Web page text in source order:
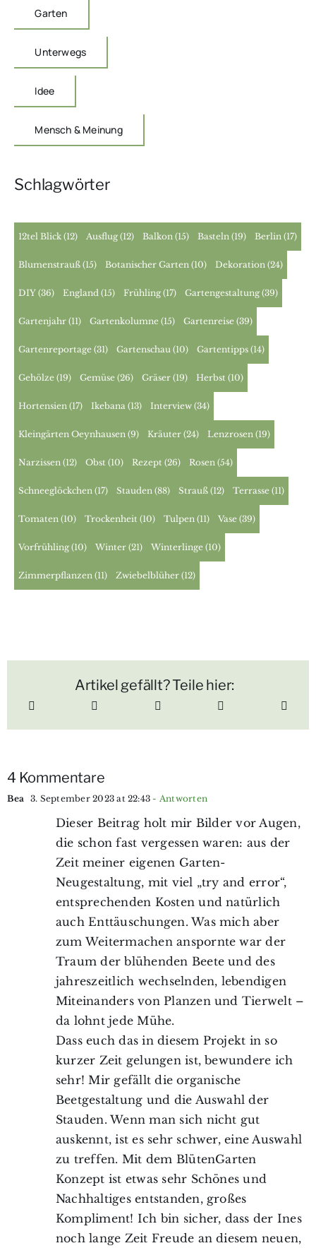
Garten
Unterwegs
Idee
Mensch & Meinung
Schlagwörter
12tel Blick (12) Ausflug (12) Balkon (15) Basteln (19) Berlin (17)
Blumenstrauß (15) Botanischer Garten (10) Dekoration (24)
DIY (36) England (15) Frühling (17) Gartengestaltung (39)
Gartenjahr (11) Gartenkolumne (15) Gartenreise (39)
Gartenreportage (31) Gartenschau (10) Gartentipps (14)
Gehölze (19) Gemüse (26) Gräser (19) Herbst (10)
Hortensien (17) Ikebana (13) Interview (34)
Kleingärten Oeynhausen (9) Kräuter (24) Lenzrosen (19)
Narzissen (12) Obst (10) Rezept (26) Rosen (54)
Schneeglöckchen (17) Stauden (88) Strauß (12) Terrasse (11)
Tomaten (10) Trockenheit (10) Tulpen (11) Vase (39)
Vorfrühling (10) Winter (21) Winterlinge (10)
Zimmerpflanzen (11) Zwiebelblüher (12)
Artikel gefällt? Teile hier:
4 Kommentare
Bea 3. September 2023 at 22:43 - Antworten
Dieser Beitrag holt mir Bilder vor Augen,
die schon fast vergessen waren: aus der
Zeit meiner eigenen Garten-
Neugestaltung, mit viel „try and error“,
entsprechenden Kosten und natürlich
auch Enttäuschungen. Was mich aber
zum Weitermachen anspornte war der
Traum der blühenden Beete und des
jahreszeitlich wechselnden, lebendigen
Miteinanders von Planzen und Tierwelt –
da lohnt jede Mühe.
Dass euch das in diesem Projekt in so
kurzer Zeit gelungen ist, bewundere ich
sehr! Mir gefällt die organische
Beetgestaltung und die Auswahl der
Stauden. Wenn man sich nicht gut
auskennt, ist es sehr schwer, eine Auswahl
zu treffen. Mit dem BlütenGarten
Konzept ist etwas sehr Schönes und
Nachhaltiges entstanden, großes
Kompliment! Ich bin sicher, dass der Ines
noch lange Zeit Freude an diesem neuen,